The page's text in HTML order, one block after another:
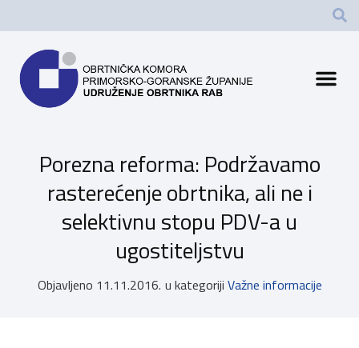
Porezna reforma: Podržavamo
rasterećenje obrtnika, ali ne i
selektivnu stopu PDV-a u
ugostiteljstvu
Objavljeno 11.11.2016. u kategoriji Važne informacije